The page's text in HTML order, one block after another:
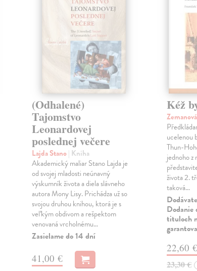
(Odhalené)
Tajomstvo
Leonardovej
poslednej večere
Lajda Stano| Kniha
Akademický maliar Stano Lajda je
od svojej mladosti neúnavný
výskumník života a diela slávneho
autora Mony Lisy. Prichádza už so
svojou druhou knihou, ktorá je s
veľkým obdivom a rešpektom
venovaná vrcholnému…
Zasielame do 14 dní
41,00 €
Kéž
ucelenou
Thun-
jednoho z
života 2.
taková…
Dodanie
tituloch
22,60 €
23,30 €